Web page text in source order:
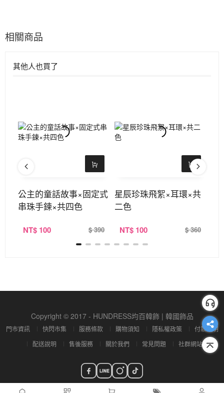
相關商品
其他人也買了
公主的童話故事×固定式
串珠手鍊×共四色
NT$ 100 $ 390
星辰珍珠飛絮×耳環×共
二色
NT$ 100 $ 360
Copyright © 2017 - HUNDRESS均百韓飾 | 韓國飾品
門市資訊 快閃市集 服務條款 購物須知 隱私權政策
付款說明
配送說明
售後服務 關於我們 常見問題 社群網站